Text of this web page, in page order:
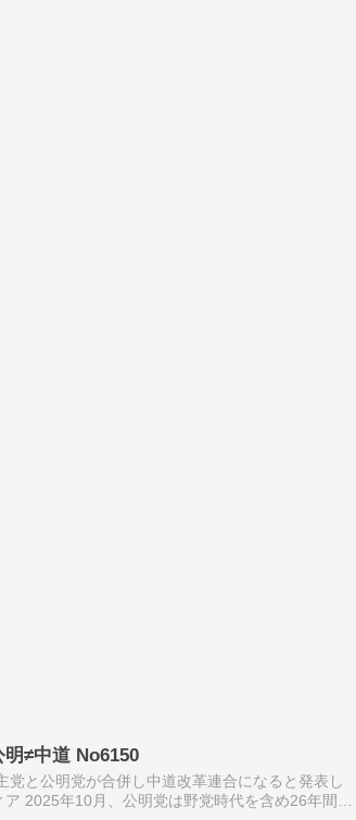
≠中道 No6150
と公明党が合併し中道改革連合になると発表し
2025年10月、公明党は野党時代を含め26年間続